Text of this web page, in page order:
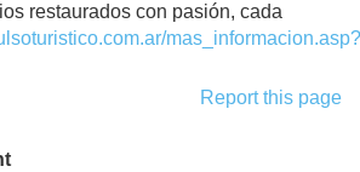
restaurados con pasión, cada
mas_informacion.asp?
Report this page